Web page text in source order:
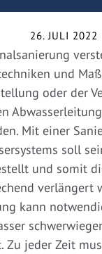
26. JULI 2022
und
oder der
Mit einer
soll
und somit
verlängert
kann
Zu jeder Zeit